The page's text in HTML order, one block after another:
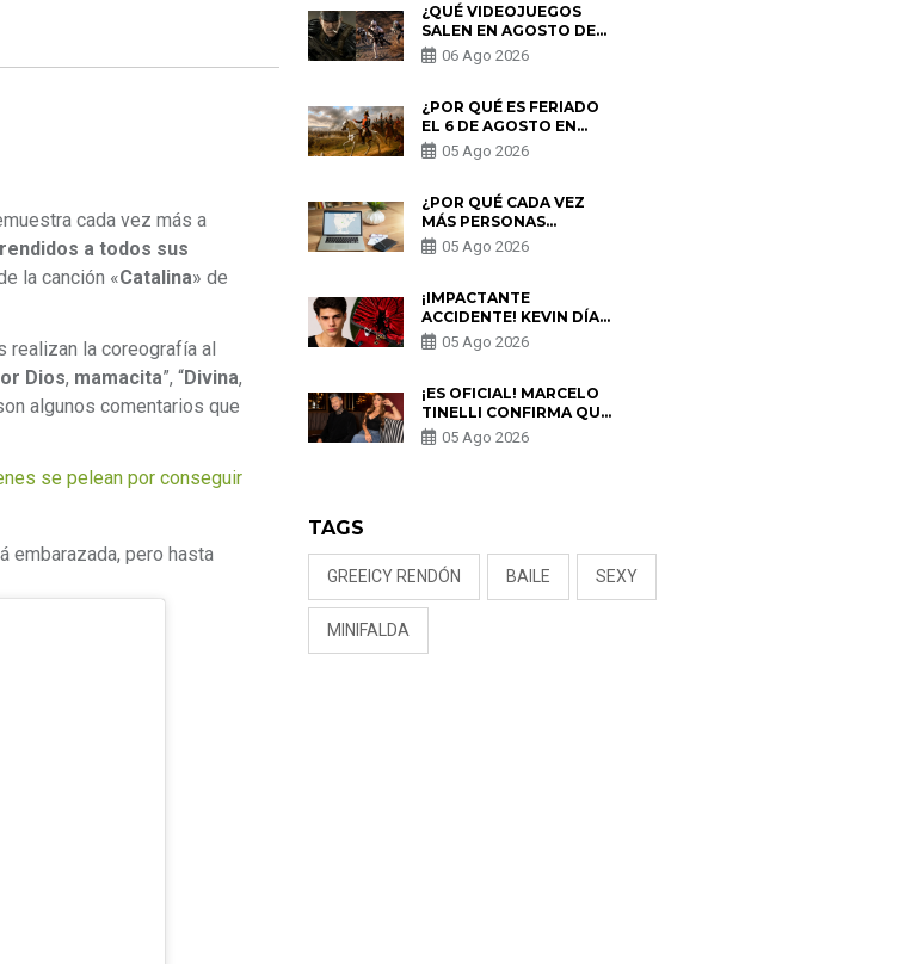
cada vez más a
a todos sus
la canción «Catalina» de
realizan la coreografía al
Dios, mamacita”, “Divina,
algunos comentarios que
se pelean por conseguir
embarazada, pero hasta
¿QUÉ VIDEOJUEGOS
SALEN EN AGOSTO DE
2026? ESTOS SON LOS
ESTRENOS MÁS
06 Ago 2026
¿POR QUÉ ES FERIADO
EL 6 DE AGOSTO EN
PERÚ? ESTA ES LA
HISTORIA
05 Ago 2026
¿POR QUÉ CADA VEZ
MÁS PERSONAS
UTILIZAN UNA VPN
PARA PROTEGER SU
05 Ago 2026
¡IMPACTANTE
ACCIDENTE! KEVIN DÍAZ
CAE DESDE OCHO
METROS EN “ESTO ES
PREOCUPACIÓN
05 Ago 2026
¡ES OFICIAL! MARCELO
TINELLI CONFIRMA QUE
REGRESÓ CON MILETT
FIGUEROA: “EL AMOR
05 Ago 2026
TAGS
GREEICY RENDÓN BAILE SEXY
MINIFALDA